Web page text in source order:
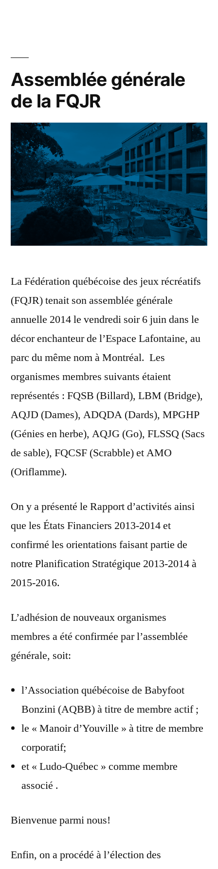
Assemblée générale
de la FQJR
La Fédération québécoise des jeux récréatifs
(FQJR) tenait son assemblée générale
annuelle 2014 le vendredi soir 6 juin dans le
décor enchanteur de l’Espace Lafontaine, au
parc du même nom à Montréal. Les
organismes membres suivants étaient
représentés : FQSB (Billard), LBM (Bridge),
AQJD (Dames), ADQDA (Dards), MPGHP
(Génies en herbe), AQJG (Go), FLSSQ (Sacs
de sable), FQCSF (Scrabble) et AMO
(Oriflamme).
On y a présenté le Rapport d’activités ainsi
que les États Financiers 2013-2014 et
confirmé les orientations faisant partie de
notre Planification Stratégique 2013-2014 à
2015-2016.
L’adhésion de nouveaux organismes
membres a été confirmée par l’assemblée
générale, soit:
l’Association québécoise de Babyfoot
Bonzini (AQBB) à titre de membre actif ;
le « Manoir d’Youville » à titre de membre
corporatif;
et « Ludo-Québec » comme membre
associé .
Bienvenue parmi nous!
Enfin, on a procédé à l’élection des